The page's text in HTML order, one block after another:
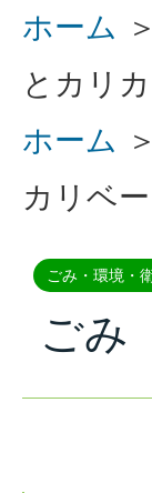
ホーム
＞
とカリ
ホーム
＞
カリベ
ごみ・環境・
ごみ